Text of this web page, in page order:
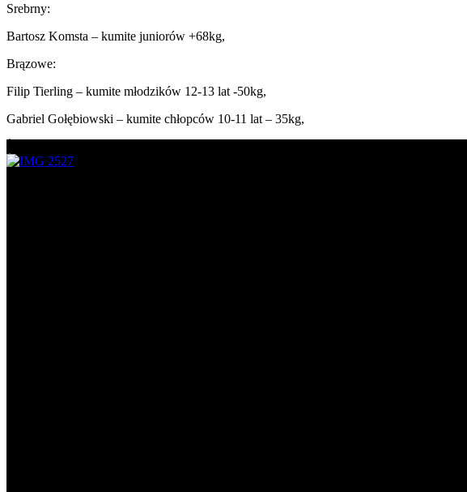
Srebrny:
Bartosz Komsta – kumite juniorów +68kg,
Brązowe:
Filip Tierling – kumite młodzików 12-13 lat -50kg,
Gabriel Gołębiowski – kumite chłopców 10-11 lat – 35kg,